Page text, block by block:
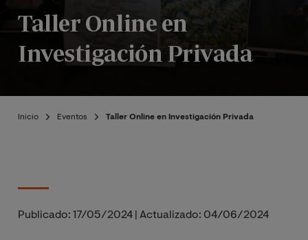
Taller Online en
Investigación Privada
Inicio Eventos Taller Online en Investigación Privada
Publicado: 17/05/2024 Actualizado: 04/06/2024